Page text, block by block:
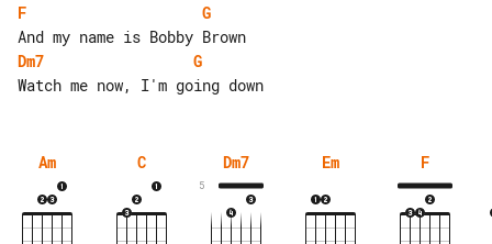
F
G
Dm7
G
Am C Dm7
5
Em F